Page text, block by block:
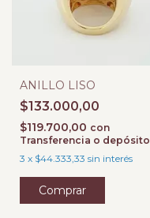
ANILLO LISO
$133.000,00
$119.700,00 con
Transferencia o depósito
3 x $44.333,33 sin interés
Comprar